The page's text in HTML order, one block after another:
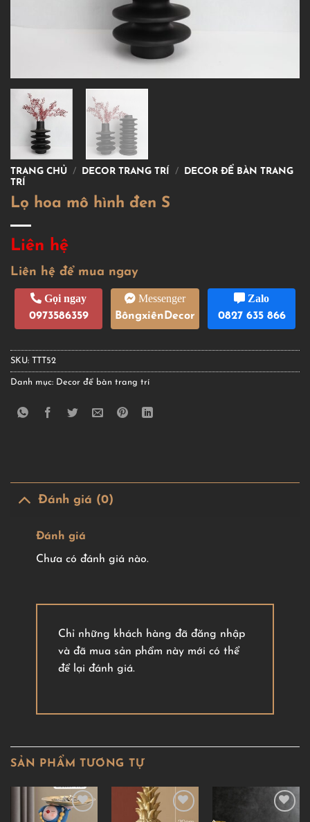
TRANG CHỦ / DECOR TRANG TRÍ /
DECOR ĐỂ BÀN TRANG
TRÍ
Lọ hoa mô hình đen S
Liên hệ
Liên hệ để mua ngay
Gọi ngay
0973586359
Messenger
BôngxiênDecor
Zalo
0827 635 866
SKU: TTT52
Danh mục: Decor để bàn trang trí
Đánh giá (0)
Đánh giá
Chưa có đánh giá nào.
Chỉ những khách hàng đã đăng nhập
và đã mua sản phẩm này mới có thể
để lại đánh giá.
SẢN PHẨM TƯƠNG TỰ